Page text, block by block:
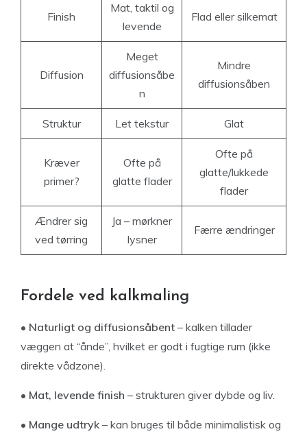
Finish
Mat, taktil og
levende
Flad eller silkemat
Diffusion
Meget
diffusionsåbe
n
Mindre
diffusionsåben
Struktur Let tekstur Glat
Kræver
primer?
Ofte på
glatte flader
Ofte på
glatte/lukkede
flader
Ændrer sig
ved tørring
Ja – mørkner
lysner
Færre ændringer
Fordele ved kalkmaling
• Naturligt og diffusionsåbent – kalken tillader
væggen at “ånde”, hvilket er godt i fugtige rum (ikke
direkte vådzone).
• Mat, levende finish – strukturen giver dybde og liv.
• Mange udtryk– kan bruges til både minimalistisk og